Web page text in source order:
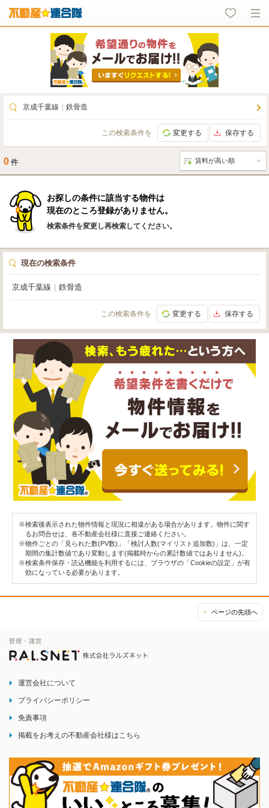
京成千葉線 鉄骨造
この検索条件を 変更する 保存する
0 件
お探しの条件に該当する物件は
現在のところ登録がありません。
検索条件を変更し再検索してください。
現在の検索条件
京成千葉線 鉄骨造
この検索条件を 変更する 保存する
※検索後表示された物件情報と現況に相違がある場合があります。物件に関す
るお問合せは、各不動産会社様に直接ご連絡ください。
※物件ごとの「見られた数(PV数)」「検討人数(マイリスト追加数)」は、一定
期間の集計数値であり変動します(掲載時からの累計数値ではありません)。
※検索条件保存・読込機能を利用するには、ブラウザの「Cookieの設定」が有
効になっている必要があります。
ページの先頭へ
運営会社について
プライバシーポリシー
免責事項
掲載をお考えの不動産会社様はこちら